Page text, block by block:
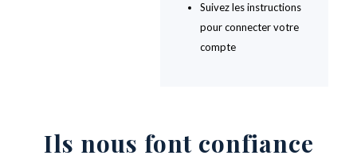
Suivez les instructions
pour connecter votre
compte
Ils nous font confiance